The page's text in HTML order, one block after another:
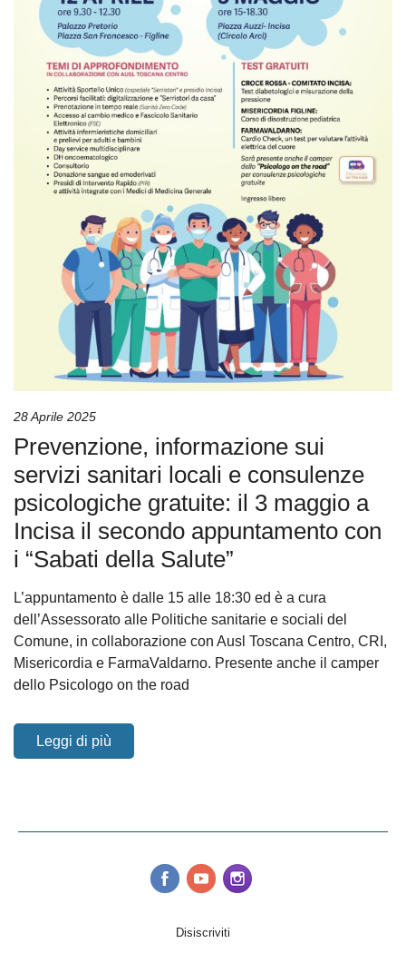
28 Aprile 2025
Prevenzione, informazione sui
servizi sanitari locali e consulenze
psicologiche gratuite: il 3 maggio a
Incisa il secondo appuntamento con
i “Sabati della Salute”
L’appuntamento è dalle 15 alle 18:30 ed è a cura
dell’Assessorato alle Politiche sanitarie e sociali del
Comune, in collaborazione con Ausl Toscana Centro, CRI,
Misericordia e FarmaValdarno. Presente anche il camper
dello Psicologo on the road
Leggi di più
Disiscriviti